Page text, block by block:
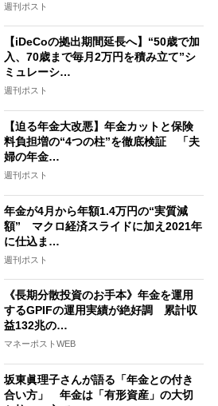
週刊ポスト
【iDeCoの拠出期間延長へ】“50歳で加
入、70歳まで毎月2万円を積み立て”シ
ミュレーシ…
週刊ポスト
【迫る年金大改悪】年金カットと保険
料負担増の“4つの柱”を徹底検証 「夫
婦の年金…
週刊ポスト
年金が4月から年額1.4万円の“実質減
額” マクロ経済スライドに加え2021年
に仕込ま…
週刊ポスト
《長期分散投資のお手本》年金を運用
するGPIFの運用実績が絶好調 累計収
益132兆の…
マネーポストWEB
坂東眞理子さんが語る「年金との付き
合い方」 年金は「有形資産」の大切